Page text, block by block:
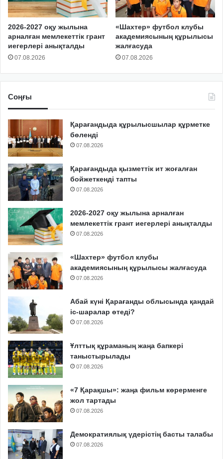
2026-2027 оқу жылына
арналған мемлекеттік грант
иегерлері анықталды
07.08.2026
«Шахтер» футбол клубы
академиясының құрылысы
жалғасуда
07.08.2026
Соңғы
Қарағандыда құрылысшылар құрметке
бөленді
07.08.2026
Қарағандыда қызметтік ит жоғалған
бойжеткенді тапты
07.08.2026
2026-2027 оқу жылына арналған
мемлекеттік грант иегерлері анықталды
07.08.2026
«Шахтер» футбол клубы
академиясының құрылысы жалғасуда
07.08.2026
Абай күні Қарағанды облысында қандай
іс-шаралар өтеді?
07.08.2026
Ұлттық құраманың жаңа бапкері
таныстырылады
07.08.2026
«7 Қарақшы»: жаңа фильм көрерменге
жол тартады
07.08.2026
Демократиялық үдерістің басты талабы
07.08.2026